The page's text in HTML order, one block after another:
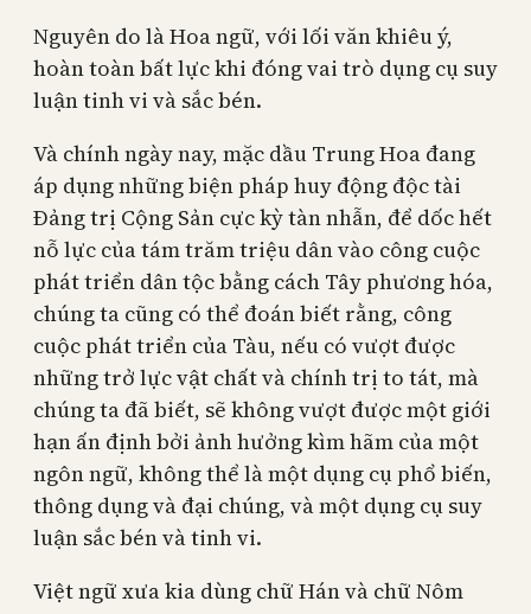
Nguyên do là Hoa ngữ, với lối văn khiêu ý,
hoàn toàn bất lực khi đóng vai trò dụng cụ suy
luận tinh vi và sắc bén.
Và chính ngày nay, mặc dầu Trung Hoa đang
áp dụng những biện pháp huy động độc tài
Đảng trị Cộng Sản cực kỳ tàn nhẫn, để dốc hết
nỗ lực của tám trăm triệu dân vào công cuộc
phát triển dân tộc bằng cách Tây phương hóa,
chúng ta cũng có thể đoán biết rằng, công
cuộc phát triển của Tàu, nếu có vượt được
những trở lực vật chất và chính trị to tát, mà
chúng ta đã biết, sẽ không vượt được một giới
hạn ấn định bởi ảnh hưởng kìm hãm của một
ngôn ngữ, không thể là một dụng cụ phổ biến,
thông dụng và đại chúng, và một dụng cụ suy
luận sắc bén và tinh vi.
Việt ngữ xưa kia dùng chữ Hán và chữ Nôm